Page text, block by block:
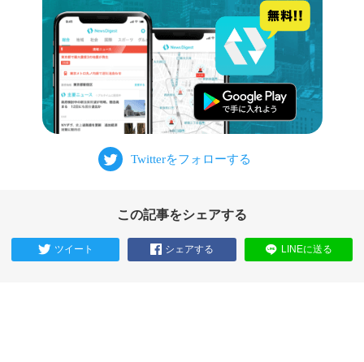
この記事をシェアする
ツイート シェアする LINEに送る